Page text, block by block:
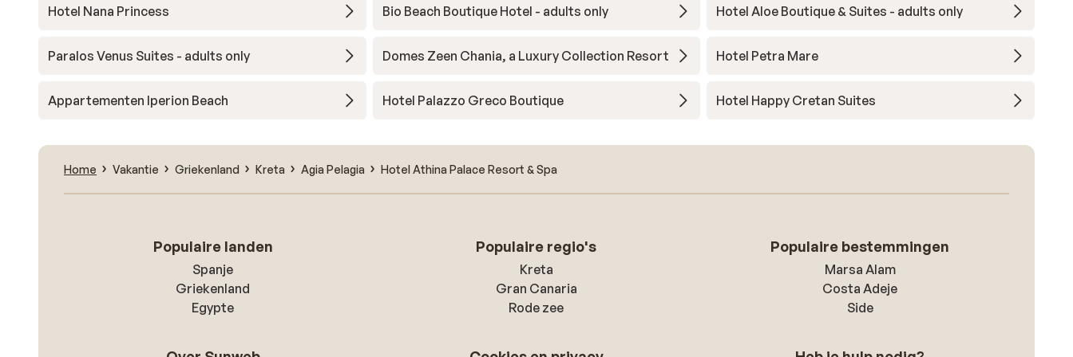
Hotel Nana Princess Bio Beach Boutique Hotel - adults only Hotel Aloe Boutique & Suites - adults only
Paralos Venus Suites - adults only Domes Zeen Chania, a Luxury Collection Resort Hotel Petra Mare
Appartementen Iperion Beach Hotel Palazzo Greco Boutique Hotel Happy Cretan Suites
Home Vakantie Griekenland Kreta Agia Pelagia Hotel Athina Palace Resort & Spa
Populaire landen
Spanje
Griekenland
Egypte
Populaire regio's
Kreta
Gran Canaria
Rode zee
Populaire bestemmingen
Marsa Alam
Costa Adeje
Side